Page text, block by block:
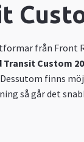
från Front
Transit Custom
finns
så går det